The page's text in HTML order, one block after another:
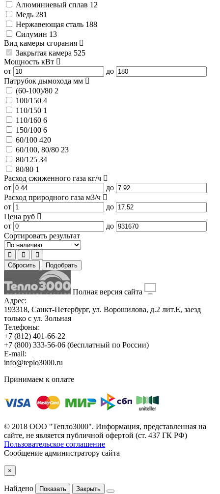
Алюминиевый сплав 12
Медь 281
Нержавеющая сталь 188
Силумин 13
Вид камеры сгорания
Закрытая камера 525
Мощность кВт
от
до
Патрубок дымохода мм
(60-100)/80 2
100/150 4
110/150 1
110/160 6
150/100 6
60/100 420
60/100, 80/80 23
80/125 34
80/80 1
Расход сжиженного газа кг/ч
от
до
Расход природного газа м3/ч
от
до
Цена руб
от
до
Сортировать результат
Сбросить Подобрать
Полная версия сайта
Адрес:
193318, Санкт-Петербург, ул. Ворошилова, д.2 лит.Е, заезд
только с ул. Зольная
Телефоны:
+7 (812) 401-66-22
+7 (800) 333-56-06 (бесплатный по России)
E-mail:
info@teplo3000.ru
Принимаем к оплате
© 2018 ООО "Тепло3000". Информация, представленная на
сайте, не является публичной офертой (ст. 437 ГК РФ)
Пользовательское соглашение
Сообщение администратору сайта
×
Найдено Показать Закрыть